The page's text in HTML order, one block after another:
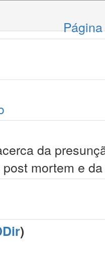
da
mortem e
)